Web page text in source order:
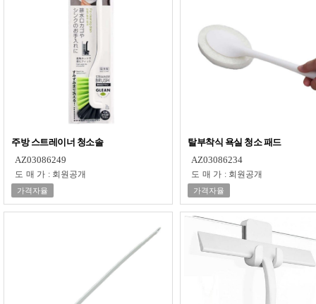
주방 스트레이너 청소솔
AZ03086249
도매가 : 회원공개
가격자율
탈부착식 욕실 청소 패드
AZ03086234
도매가 : 회원공개
가격자율